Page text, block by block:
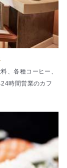
、各種コーヒー、
時間営業のカフ